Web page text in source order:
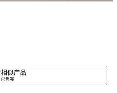
，长袖，袖口饰有纽扣。胸部饰有单边
。背面下摆中央开叉。正面双襟纽扣闭
似产品
已售完
¥